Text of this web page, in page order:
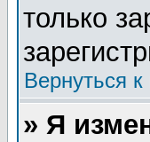
только
Вернуться к
» Я